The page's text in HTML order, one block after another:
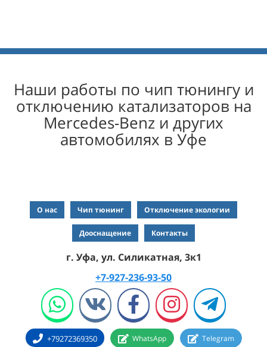
Наши работы по чип тюнингу и
отключению катализаторов на
Mercedes-Benz и других
автомобилях в Уфе
О нас Чип тюнинг Отключение экологии
Дооснащение Контакты
г. Уфа, ул. Силикатная, 3к1
+7-927-236-93-50
+79272369350 WhatsApp Telegram